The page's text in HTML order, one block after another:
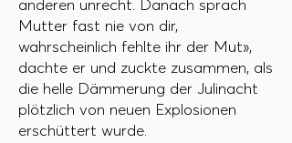
anderen unrecht. Danach sprach
Mutter fast nie von dir,
wahrscheinlich fehlte ihr der Mut»,
dachte er und zuckte zusammen, als
die helle Dämmerung der Julinacht
plötzlich von neuen Explosionen
erschüttert wurde.